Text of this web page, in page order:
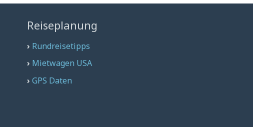
Reiseplanung
› Rundreisetipps
› Mietwagen USA
› GPS Daten